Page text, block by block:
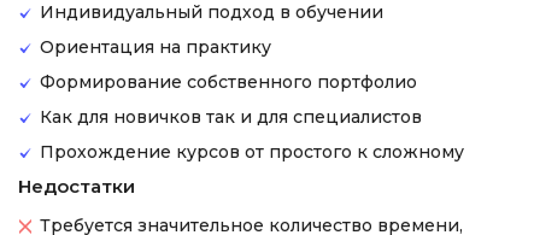
Индивидуальный подход в обучении
Ориентация на практику
Формирование собственного портфолио
Как для новичков так и для специалистов
Прохождение курсов от простого к сложному
Недостатки
Требуется значительное количество времени,